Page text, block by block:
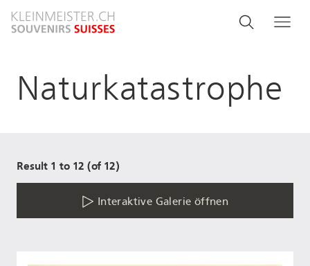
zum
Search
menu
Suche
Naturkatastrophe
Result 1 to 12 (of 12)
Interaktive Galerie öffnen